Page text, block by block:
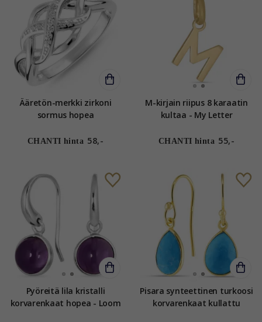
Ääretön-merkki zirkoni
sormus hopea
CHANTI hinta 58,-
M-kirjain riipus 8 karaatin
kultaa - My Letter
CHANTI hinta 55,-
Pyöreitä lila kristalli
korvarenkaat hopea - Loom
Pisara synteettinen turkoosi
korvarenkaat kullattu